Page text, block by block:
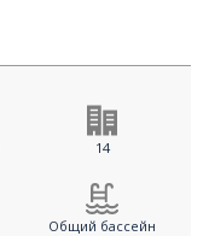
14
Общий бассейн